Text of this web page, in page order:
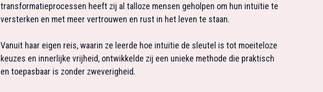
transformatieprocessen heeft zij al talloze mensen geholpen om hun intuïtie te
versterken en met meer vertrouwen en rust in het leven te staan.
Vanuit haar eigen reis, waarin ze leerde hoe intuïtie de sleutel is tot moeiteloze
keuzes en innerlijke vrijheid, ontwikkelde zij een unieke methode die praktisch
en toepasbaar is zonder zweverigheid.